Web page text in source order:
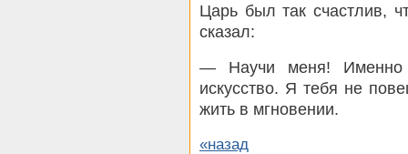
Царь был так счастлив,
сказал:
— Научи меня! Именно
искусство. Я тебя не
жить в мгновении.
«назад